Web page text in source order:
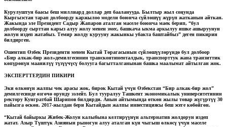
Курулуштун баасы беш миллиард доллар деп бааланууда. Былтыр жыл соңунда
Кыргызстан тарап долбоорду каржылоо модели боюнча сүйлөшүү жүрүп жатканын айткан.
Жакында эле Президент Садыр Жапаров аталган маселе боюнча маек берип, “бул
долбоорду сырттан карыз алуу жолу менен эмес, башкача ыкма аркылуу ишке ашыруунун
жолун издеп жатабыз. Темир жолду курууну жакынкы убакта баштайбыз” деген пикирин
билдирген.
Ошентип Өзбек Президенти менен Кытай Төрагасынын сүйлөшүүлөрүндө бул долбоор
«Бир алкак-бир жол»демилгесинин трансконтиненталдык, транспорттук жана транзиттик
көпүрөнүн маанилүү түзүүчүсү болууга багытталганынан башка маалымат айтылган жок.
ЭКСПЕРТТЕРДИН ПИКИРИ
Эки өлкөнүн жалпы чек арасы жок, бирок Кытай үчүн Өзбекстан “Бир алкак-бир жол”
демилгесинде өзгөчө орунду ээлейт. Бул тууралуу Ташкент экономикалык университетинин
ректору Кунгратбай Шарипов билдирди. Анын айтымында өткөн жылы товар жүгүртүү 30
пайызга өскөн. 2017-жылдан бери Кытайдын жалпы инвестициясы беш эсеге көбөйгөн.
“Кытай байыркы Жибек-Жолун калыбына келтирүүнүн альтернатив жолдорун издеп
жатат. Азыр Түштүк Азиянын рыногун алуу аталган күн чыгыш өлкөсү үчүн маселе